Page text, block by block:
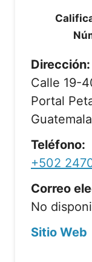
Dirección:
Calle 19-
Portal
Teléfono:
+502
Correo
No
Sitio Web